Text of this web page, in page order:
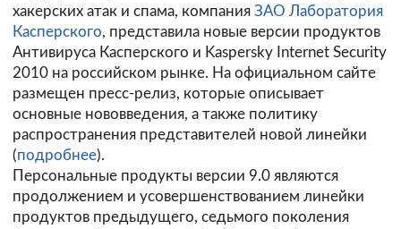
хакерских атак и спама, компания ЗАО Лаборатория
Касперского, представила новые версии продуктов
Антивируса Касперского и Kaspersky Internet Security
2010 на российском рынке. На официальном сайте
размещен пресс-релиз, которые описывает
основные нововведения, а также политику
распространения представителей новой линейки
(подробнее).
Персональные продукты версии 9.0 являются
продолжением и усовершенствованием линейки
продуктов предыдущего, седьмого поколения